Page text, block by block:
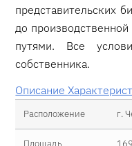
представительских
до
путями. Все
собственника.
Описание
Расположение г.
Площадь